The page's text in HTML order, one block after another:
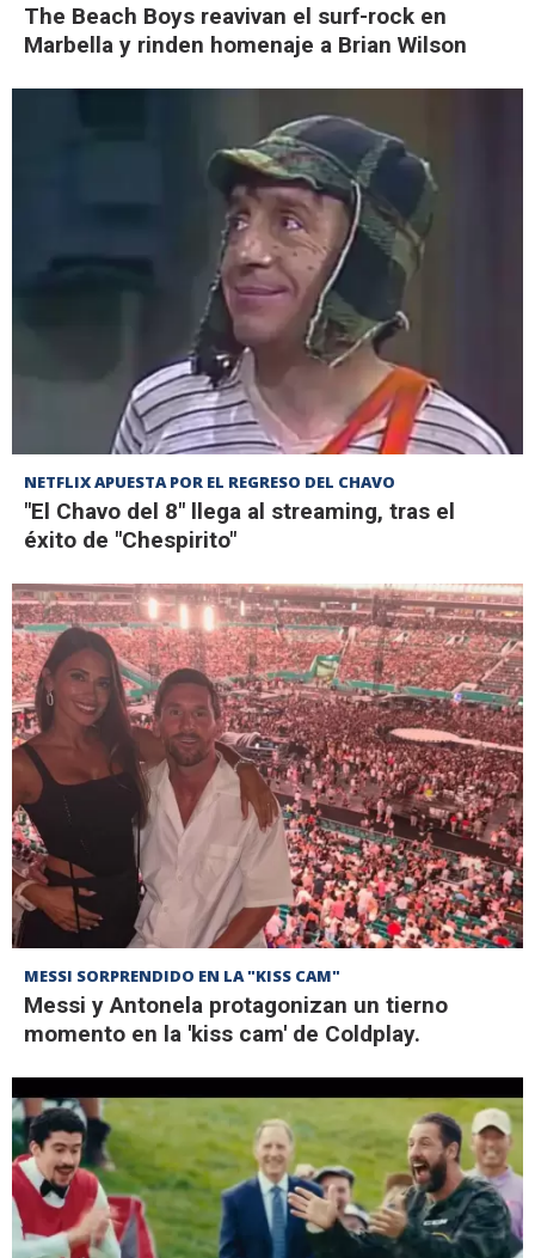
The Beach Boys reavivan el surf-rock en
Marbella y rinden homenaje a Brian Wilson
NETFLIX APUESTA POR EL REGRESO DEL CHAVO
"El Chavo del 8" llega al streaming, tras el
éxito de "Chespirito"
MESSI SORPRENDIDO EN LA "KISS CAM"
Messi y Antonela protagonizan un tierno
momento en la 'kiss cam' de Coldplay.